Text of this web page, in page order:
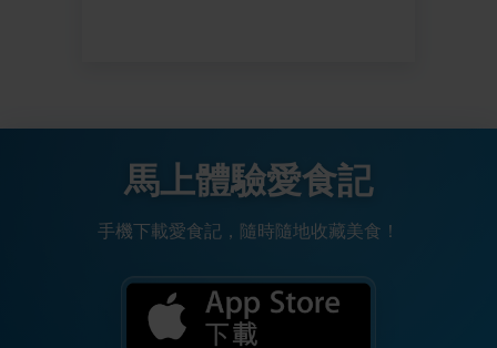
馬上體驗愛食記
手機下載愛食記，隨時隨地收藏美食！